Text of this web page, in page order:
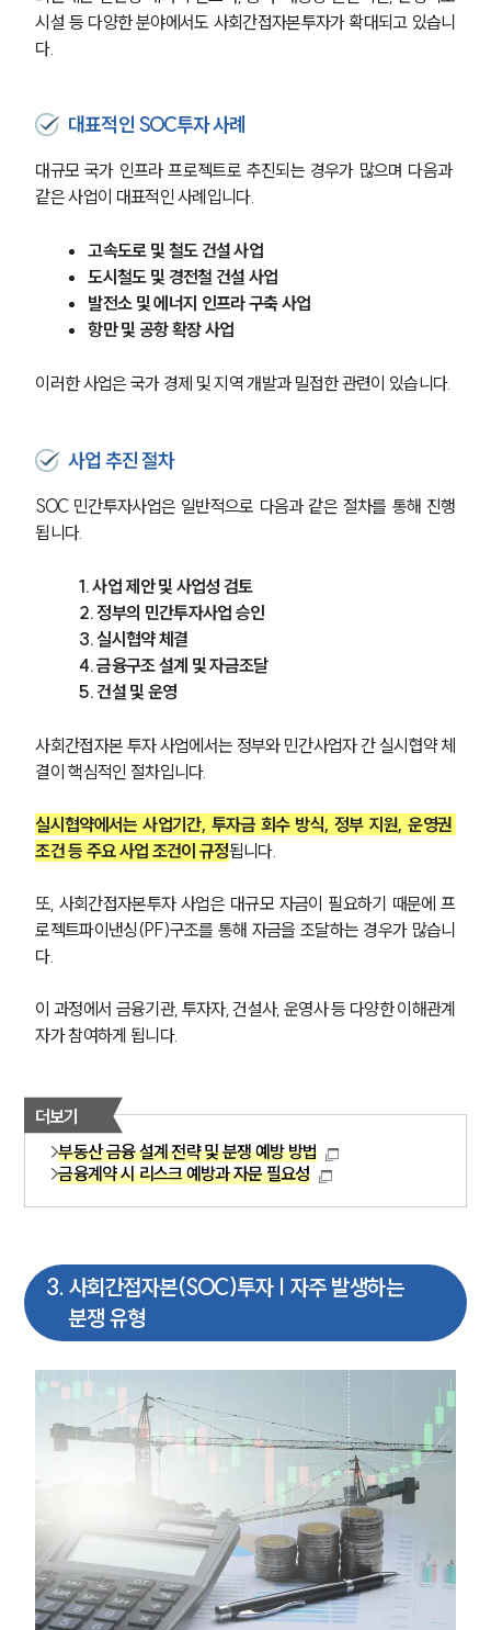
팀소개
시설 등 다양한 분야에서도 사회간접자본투자가 확대되고 있습니
다.
대표적인 SOC투자 사례
대규모 국가 인프라 프로젝트로 추진되는 경우가 많으며 다음과
같은 사업이 대표적인 사례입니다.
고속도로 및 철도 건설 사업
도시철도 및 경전철 건설 사업
발전소 및 에너지 인프라 구축 사업
항만 및 공항 확장 사업
이러한 사업은 국가 경제 및 지역 개발과 밀접한 관련이 있습니다.
사업 추진 절차
SOC 민간투자사업은 일반적으로 다음과 같은 절차를 통해 진행
됩니다.
1. 사업 제안 및 사업성 검토
2. 정부의 민간투자사업 승인
3. 실시협약 체결
4. 금융구조 설계 및 자금조달
5. 건설 및 운영
사회간접자본 투자 사업에서는 정부와 민간사업자 간 실시협약 체
결이 핵심적인 절차입니다.
실시협약에서는 사업기간, 투자금 회수 방식, 정부 지원, 운영권
조건 등 주요 사업 조건이 규정됩니다.
또, 사회간접자본투자 사업은 대규모 자금이 필요하기 때문에 프
로젝트파이낸싱(PF)구조를 통해 자금을 조달하는 경우가 많습니
다.
이 과정에서 금융기관, 투자자, 건설사, 운영사 등 다양한 이해관계
자가 참여하게 됩니다.
더보기
부동산 금융 설계 전략 및 분쟁 예방 방법
금융계약 시 리스크 예방과 자문 필요성
3. 사회간접자본(SOC)투자 | 자주 발생하는
분쟁 유형